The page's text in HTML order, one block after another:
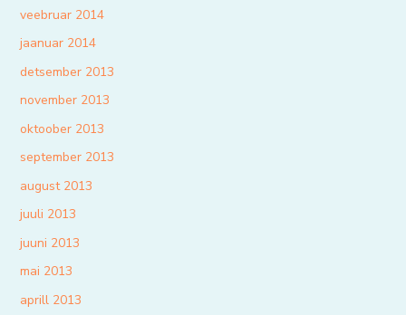
veebruar 2014
jaanuar 2014
detsember 2013
november 2013
oktoober 2013
september 2013
august 2013
juuli 2013
juuni 2013
mai 2013
aprill 2013